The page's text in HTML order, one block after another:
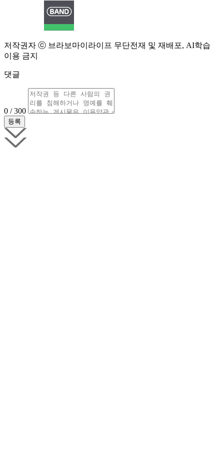
저작권자 ⓒ 브라보마이라이프 무단전재 및 재배포, AI학습
이용 금지
댓글
0 / 300